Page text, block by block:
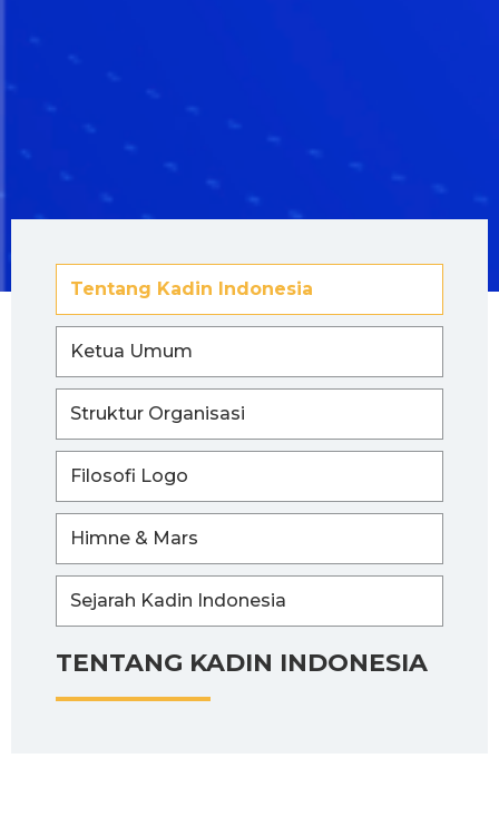
TENTANG KADIN INDONESIA
Tentang Kadin Indonesia
Ketua Umum
Struktur Organisasi
Filosofi Logo
Himne & Mars
Sejarah Kadin Indonesia